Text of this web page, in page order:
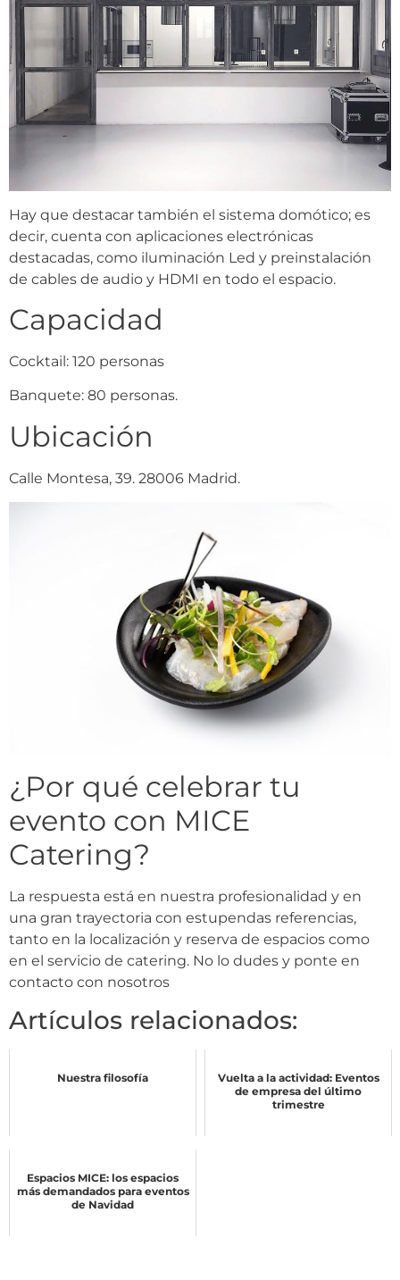
Hay que destacar también el sistema domótico; es
decir, cuenta con aplicaciones electrónicas
destacadas, como iluminación Led y preinstalación
de cables de audio y HDMI en todo el espacio.
Capacidad
Cocktail: 120 personas
Banquete: 80 personas.
Ubicación
Calle Montesa, 39. 28006 Madrid.
¿Por qué celebrar tu
evento con MICE
Catering?
La respuesta está en nuestra profesionalidad y en
una gran trayectoria con estupendas referencias,
tanto en la localización y reserva de espacios como
en el servicio de catering. No lo dudes y ponte en
contacto con nosotros
Artículos relacionados:
Nuestra filosofía
Vuelta a la actividad: Eventos
de empresa del último
trimestre
Espacios MICE: los espacios
más demandados para eventos
de Navidad